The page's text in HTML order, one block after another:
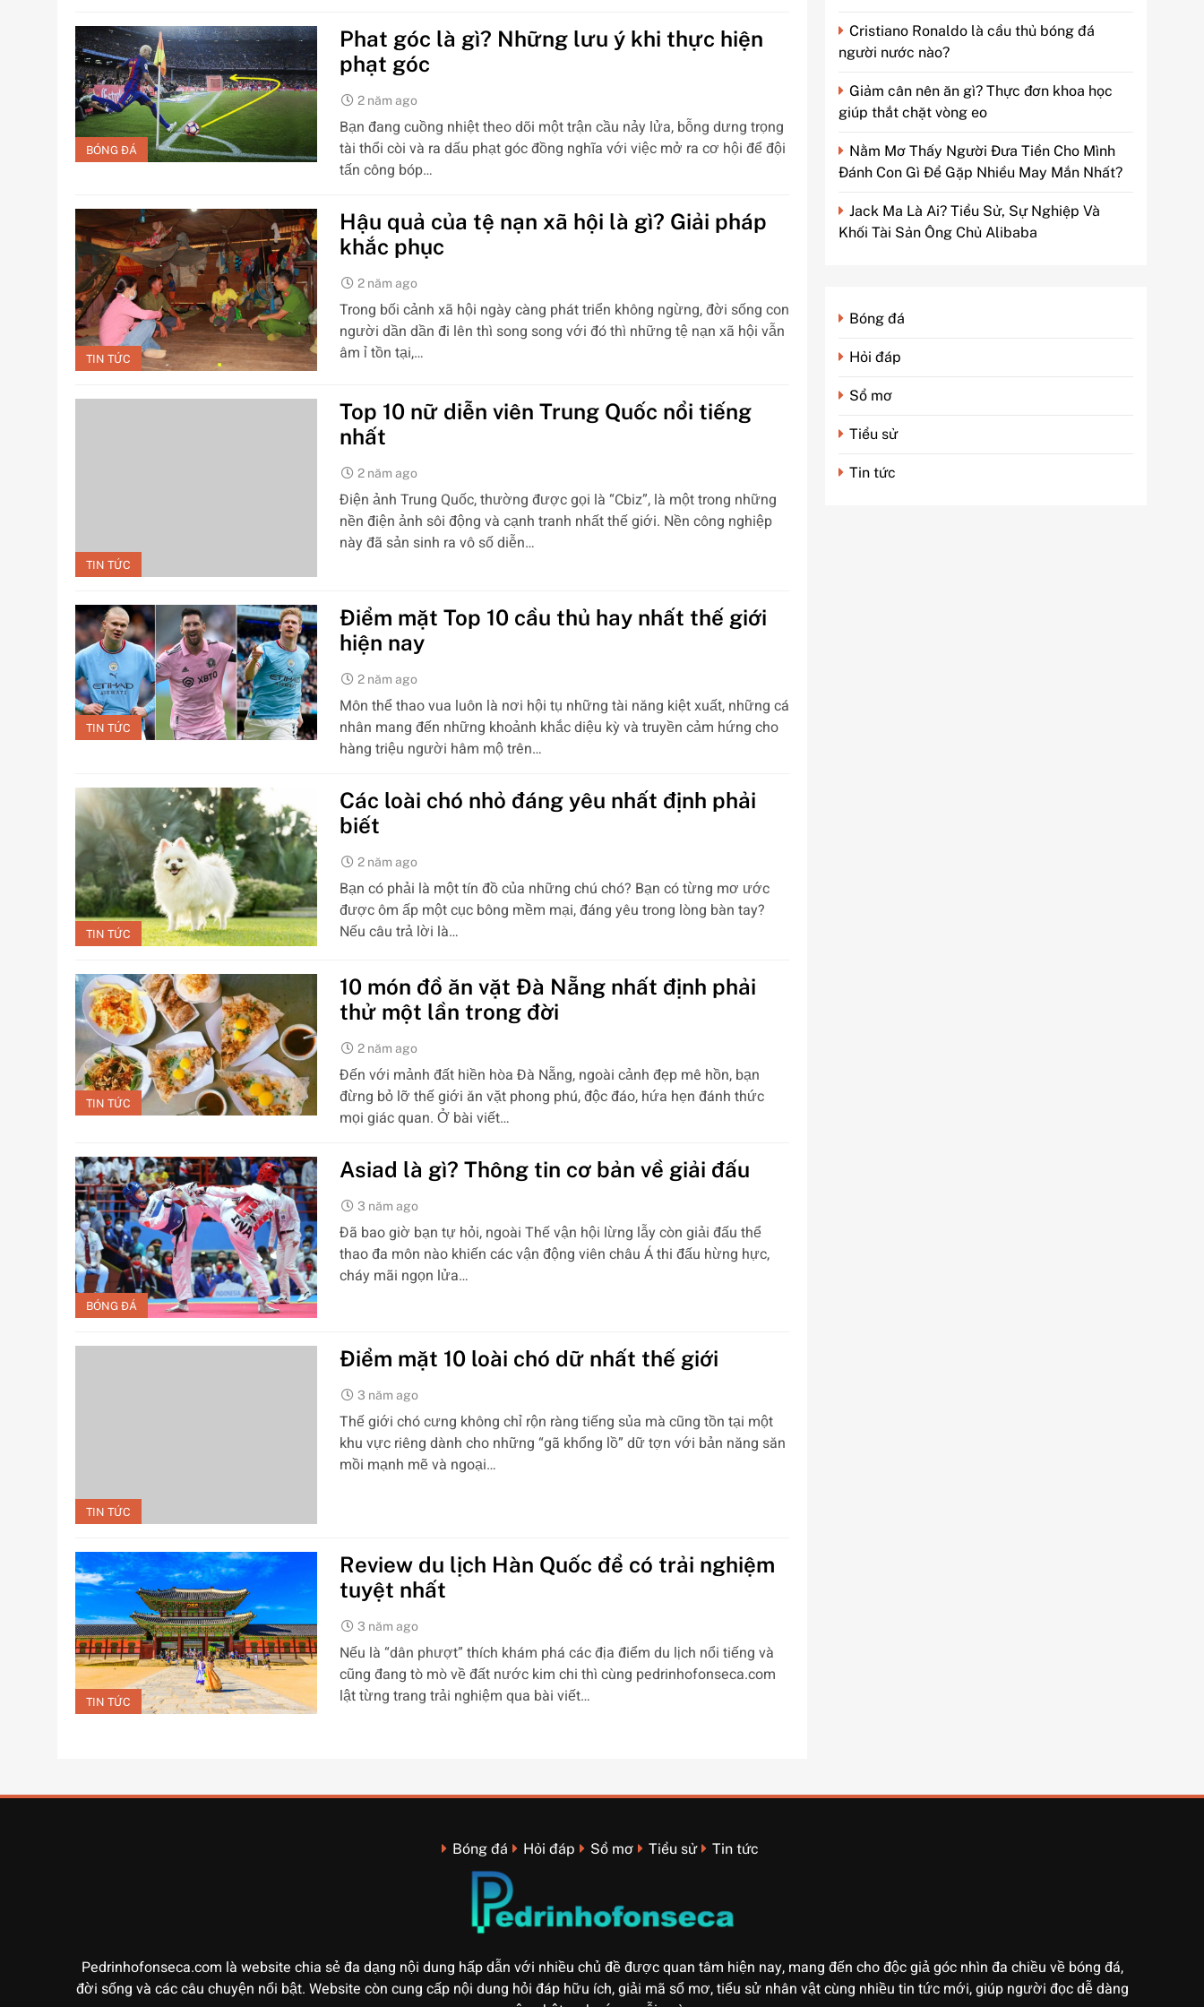
BÓNG ĐÁ
Phat góc là gì? Những lưu ý khi thực hiện
phạt góc
2 năm ago
Bạn đang cuồng nhiệt theo dõi một trận cầu nảy lửa, bỗng dưng trọng
tài thổi còi và ra dấu phạt góc đồng nghĩa với việc mở ra cơ hội để đội
tấn công bóp…
TIN TỨC
Hậu quả của tệ nạn xã hội là gì? Giải pháp
khắc phục
2 năm ago
Trong bối cảnh xã hội ngày càng phát triển không ngừng, đời sống con
người dần dần đi lên thì song song với đó thì những tệ nạn xã hội vẫn
âm ỉ tồn tại,…
TIN TỨC
Top 10 nữ diễn viên Trung Quốc nổi tiếng
nhất
2 năm ago
Điện ảnh Trung Quốc, thường được gọi là “Cbiz”, là một trong những
nền điện ảnh sôi động và cạnh tranh nhất thế giới. Nền công nghiệp
này đã sản sinh ra vô số diễn…
TIN TỨC
Điểm mặt Top 10 cầu thủ hay nhất thế giới
hiện nay
2 năm ago
Môn thể thao vua luôn là nơi hội tụ những tài năng kiệt xuất, những cá
nhân mang đến những khoảnh khắc diệu kỳ và truyền cảm hứng cho
hàng triệu người hâm mộ trên…
TIN TỨC
Các loài chó nhỏ đáng yêu nhất định phải
biết
2 năm ago
Bạn có phải là một tín đồ của những chú chó? Bạn có từng mơ ước
được ôm ấp một cục bông mềm mại, đáng yêu trong lòng bàn tay?
Nếu câu trả lời là…
TIN TỨC
10 món đồ ăn vặt Đà Nẵng nhất định phải
thử một lần trong đời
2 năm ago
Đến với mảnh đất hiền hòa Đà Nẵng, ngoài cảnh đẹp mê hồn, bạn
đừng bỏ lỡ thế giới ăn vặt phong phú, độc đáo, hứa hẹn đánh thức
mọi giác quan. Ở bài viết…
BÓNG ĐÁ
Asiad là gì? Thông tin cơ bản về giải đấu
3 năm ago
Đã bao giờ bạn tự hỏi, ngoài Thế vận hội lừng lẫy còn giải đấu thể
thao đa môn nào khiến các vận động viên châu Á thi đấu hừng hực,
cháy mãi ngọn lửa…
TIN TỨC
Điểm mặt 10 loài chó dữ nhất thế giới
3 năm ago
Thế giới chó cưng không chỉ rộn ràng tiếng sủa mà cũng tồn tại một
khu vực riêng dành cho những “gã khổng lồ” dữ tợn với bản năng săn
mồi mạnh mẽ và ngoại…
TIN TỨC
Review du lịch Hàn Quốc để có trải nghiệm
tuyệt nhất
3 năm ago
Nếu là “dân phượt” thích khám phá các địa điểm du lịch nổi tiếng và
cũng đang tò mò về đất nước kim chi thì cùng pedrinhofonseca.com
lật từng trang trải nghiệm qua bài viết…
Cristiano Ronaldo là cầu thủ bóng đá
người nước nào?
Giảm cân nên ăn gì? Thực đơn khoa học
giúp thắt chặt vòng eo
Nằm Mơ Thấy Người Đưa Tiền Cho Mình
Đánh Con Gì Để Gặp Nhiều May Mắn Nhất?
Jack Ma Là Ai? Tiểu Sử, Sự Nghiệp Và
Khối Tài Sản Ông Chủ Alibaba
Bóng đá
Hỏi đáp
Sổ mơ
Tiểu sử
Tin tức
Bóng đá Hỏi đáp Sổ mơ Tiểu sử Tin tức
Pedrinhofonseca.com là website chia sẻ đa dạng nội dung hấp dẫn với nhiều chủ đề được quan tâm hiện nay, mang đến cho độc giả góc nhìn đa chiều về bóng đá,
đời sống và các câu chuyện nổi bật. Website còn cung cấp nội dung hỏi đáp hữu ích, giải mã sổ mơ, tiểu sử nhân vật cùng nhiều tin tức mới, giúp người đọc dễ dàng